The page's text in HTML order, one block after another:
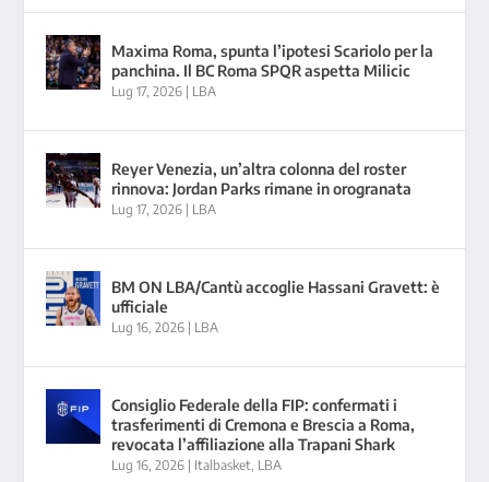
Maxima Roma, spunta l’ipotesi Scariolo per la
panchina. Il BC Roma SPQR aspetta Milicic
Lug 17, 2026 | LBA
Reyer Venezia, un’altra colonna del roster
rinnova: Jordan Parks rimane in orogranata
Lug 17, 2026 | LBA
BM ON LBA/Cantù accoglie Hassani Gravett: è
ufficiale
Lug 16, 2026 | LBA
Consiglio Federale della FIP: confermati i
trasferimenti di Cremona e Brescia a Roma,
revocata l’affiliazione alla Trapani Shark
Lug 16, 2026 | Italbasket LBA